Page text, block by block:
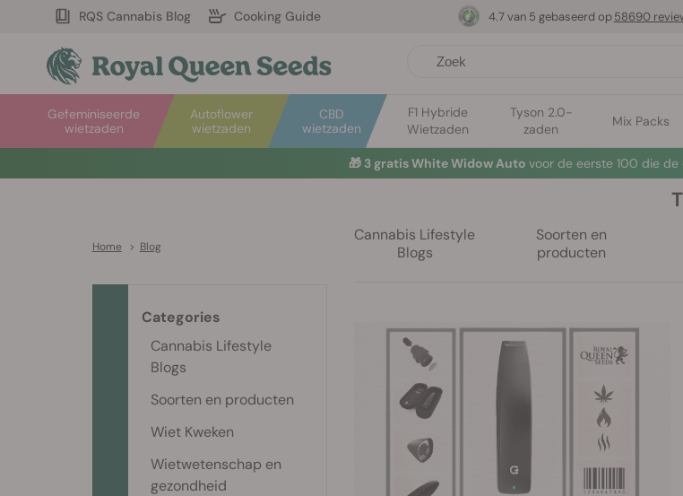
RQS Cannabis Blog Cooking Guide
Autoflower
wietzaden
Gefeminiseerde
wietzaden
CBD
wietzaden
F1 Hybride
Wietzaden
Tyson 2.0-
zaden
Mix Packs
4.7 van 5 gebaseerd op 58690
☀️Summer Sales: tot wel 50% korting op
Home > Blog
Cannabis Lifestyle
Blogs
Soorten en
producten
Categories
Cannabis Lifestyle
Blogs
Soorten en producten
Wiet Kweken
Wietwetenschap en
gezondheid